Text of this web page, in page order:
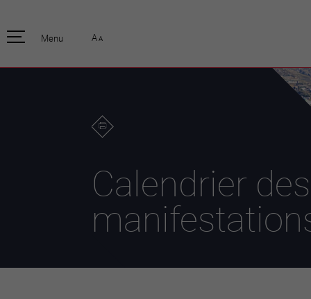
Enfants et écoliers
Formation
environnement
Informations parcelles
Guichet virtuel
Annuaire communal
Emplois
Organisation
communale
Programme de
législature
Stratégies
Jumelage
Menu A A
Calendrier des